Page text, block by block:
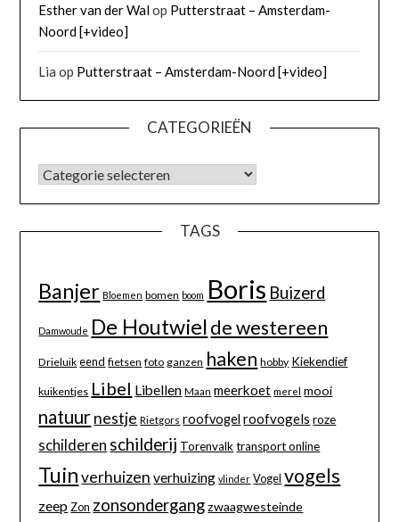
Esther van der Walop Putterstraat – Amsterdam-
Noord [+video]
Lia op Putterstraat – Amsterdam-Noord [+video]
CATEGORIEËN
TAGS
Banjer Bloemen bomen boom Boris Buizerd
Damwoude De Houtwielde westereen
Drieluik eend fietsen foto ganzen haken hobby Kiekendief
kuikentjes Libel Libellen Maan meerkoet merel mooi
natuurnestje Rietgors roofvogel roofvogels roze
schilderen schilderij Torenvalk transport online
Tuin verhuizen verhuizing vlinder Vogel vogels
zeep Zon zonsondergang zwaagwesteinde